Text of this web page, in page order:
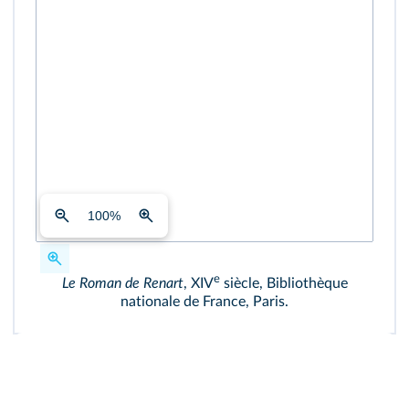
100%
Le Roman de Renart, XIVesiècle, Bibliothèque
nationale de France, Paris.